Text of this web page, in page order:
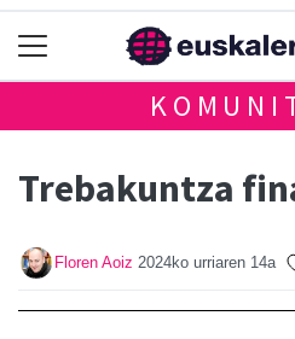
Trebakuntza
Floren Aoiz 2024ko urriaren 14a